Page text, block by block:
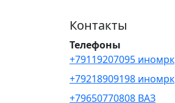
Контакты
Телефоны
+79119207095 иномрк
+79218909198 иномрк
+79650770808 ВАЗ